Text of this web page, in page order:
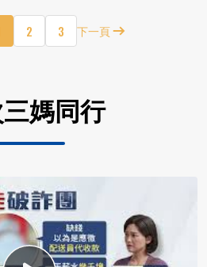
2 3 下一頁
媽同行